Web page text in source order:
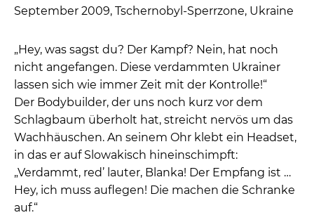
September 2009, Tschernobyl-Sperrzone, Ukraine
„Hey, was sagst du? Der Kampf? Nein, hat noch
nicht angefangen. Diese verdammten Ukrainer
lassen sich wie immer Zeit mit der Kontrolle!“
Der Bodybuilder, der uns noch kurz vor dem
Schlagbaum überholt hat, streicht nervös um das
Wachhäuschen. An seinem Ohr klebt ein Headset,
in das er auf Slowakisch hineinschimpft:
„Verdammt, red’ lauter, Blanka! Der Empfang ist …
Hey, ich muss auflegen! Die machen die Schranke
auf.“